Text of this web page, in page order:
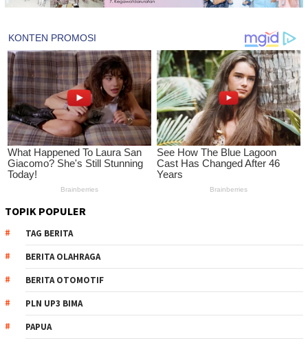
TOPIK POPULER
TAG BERITA
BERITA OLAHRAGA
BERITA OTOMOTIF
PLN UP3 BIMA
PAPUA